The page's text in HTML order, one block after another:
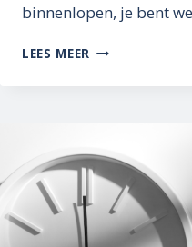
binnenlopen, je bent
LEES MEER VERSEPUT:
KANTOOR